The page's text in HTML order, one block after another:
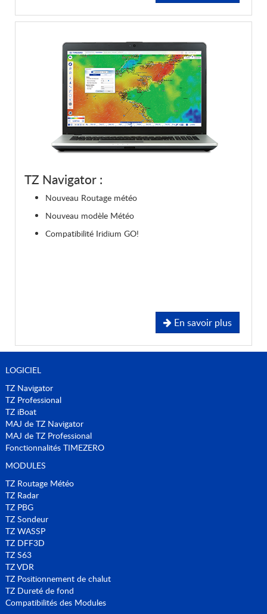
TZ Navigator :
Nouveau Routage météo
Nouveau modèle Météo
Compatibilité Iridium GO!
En savoir plus
LOGICIEL
TZ Navigator
TZ Professional
TZ iBoat
MAJ de TZ Navigator
MAJ de TZ Professional
Fonctionnalités TIMEZERO
MODULES
TZ Routage Météo
TZ Radar
TZ PBG
TZ Sondeur
TZ WASSP
TZ DFF3D
TZ S63
TZ VDR
TZ Positionnement de chalut
TZ Dureté de fond
Compatibilités des Modules